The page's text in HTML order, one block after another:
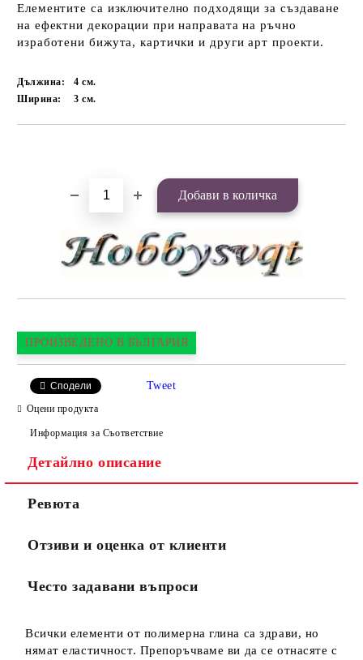
Елементите са изключително подходящи за създаване
на ефектни декорации при направата на ръчно
изработени бижута, картички и други арт проекти.
Дължина: 4см.
Ширина:
3см.
ПРОИЗВЕДЕНО В БЪЛГАРИЯ
Сподели Tweet
Оцени продукта
Информация за Съответствие
Детайлно описание
Ревюта
Отзиви и оценка от клиенти
Често задавани въпроси
Всички елементи от полимерна глина са здрави, но
нямат еластичност. Препоръчваме ви да се отнасяте с